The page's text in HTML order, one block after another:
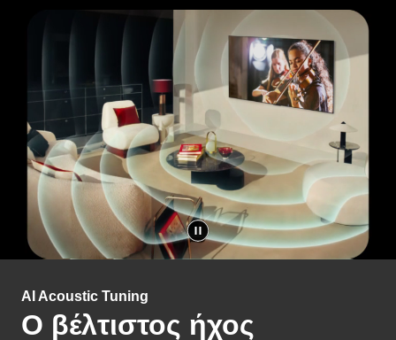
AI Acoustic Tuning
Ο βέλτιστος ήχος
ταιριάζει στον χώρο σας